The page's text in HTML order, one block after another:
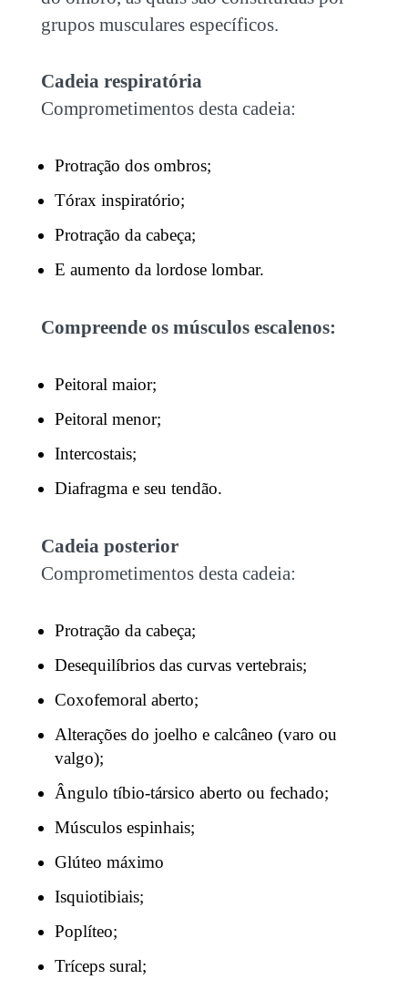
grupos musculares específicos.
Cadeia respiratória
Comprometimentos desta cadeia:
Protração dos ombros;
Tórax inspiratório;
Protração da cabeça;
E aumento da lordose lombar.
Compreende os músculos escalenos:
Peitoral maior;
Peitoral menor;
Intercostais;
Diafragma e seu tendão.
Cadeia posterior
Comprometimentos desta cadeia:
Protração da cabeça;
Desequilíbrios das curvas vertebrais;
Coxofemoral aberto;
Alterações do joelho e calcâneo (varo ou
valgo);
Ângulo tíbio-társico aberto ou fechado;
Músculos espinhais;
Glúteo máximo
Isquiotibiais;
Poplíteo;
Tríceps sural;